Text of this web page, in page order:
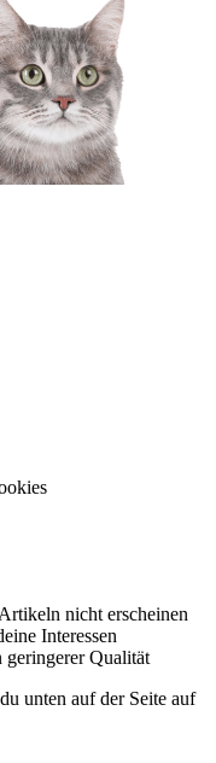
nicht erscheinen
Interessen
geringerer Qualität
unten auf der Seite auf